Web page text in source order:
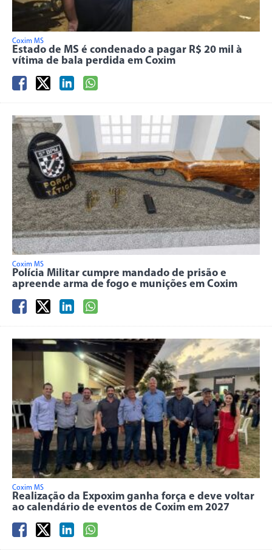
Coxim MS
Estado de MS é condenado a pagar R$ 20 mil à
vítima de bala perdida em Coxim
Coxim MS
Polícia Militar cumpre mandado de prisão e
apreende arma de fogo e munições em Coxim
Coxim MS
Realização da Expoxim ganha força e deve voltar
ao calendário de eventos de Coxim em 2027